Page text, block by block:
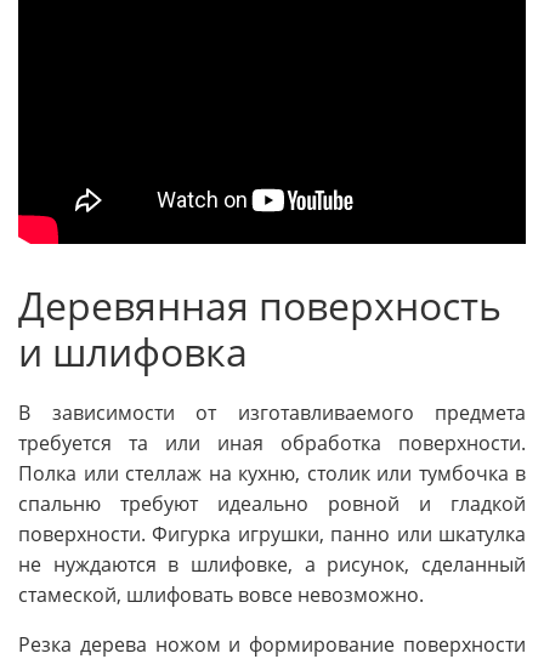
Деревянная поверхность
и шлифовка
В зависимости от изготавливаемого предмета
требуется та или иная обработка поверхности.
Полка или стеллаж на кухню, столик или тумбочка в
спальню требуют идеально ровной и гладкой
поверхности. Фигурка игрушки, панно или шкатулка
не нуждаются в шлифовке, а рисунок, сделанный
стамеской, шлифовать вовсе невозможно.
Резка дерева ножом и формирование поверхности